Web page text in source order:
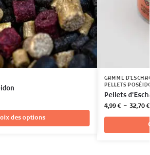
des options
GAMME
PELLETS
Pellets
4,99€ – 32,70€